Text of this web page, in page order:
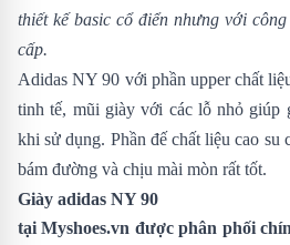
thiết kế basic cổ điển nhưng với
cấp.
Adidas NY 90 với phần upper chất
tinh tế, mũi giày với các lỗ nhỏ giúp
khi sử dụng. Phần đế chất liệu cao su
bám đường và chịu mài mòn rất tốt.
Giày adidas NY 90
tạiMyshoes.vn được phân phối